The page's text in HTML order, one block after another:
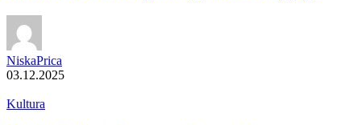
NiskaPrica
03.12.2025
Kultura